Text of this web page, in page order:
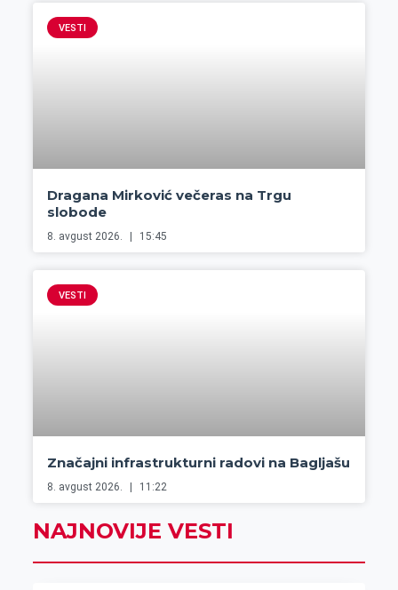
VESTI
Dragana Mirković večeras na Trgu
slobode
8. avgust 2026. 15:45
VESTI
Značajni infrastrukturni radovi na Bagljašu
8. avgust 2026. 11:22
NAJNOVIJE VESTI